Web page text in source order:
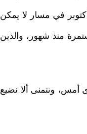
الأمس لتتمكن من التنبؤ بما قد يحدث في المستقبل. لقد دخل العالم منذ 7 أكتوبر في مسار لا يمكن
منذ شهور، والذين
أمس، ونتمنى ألا نضيع